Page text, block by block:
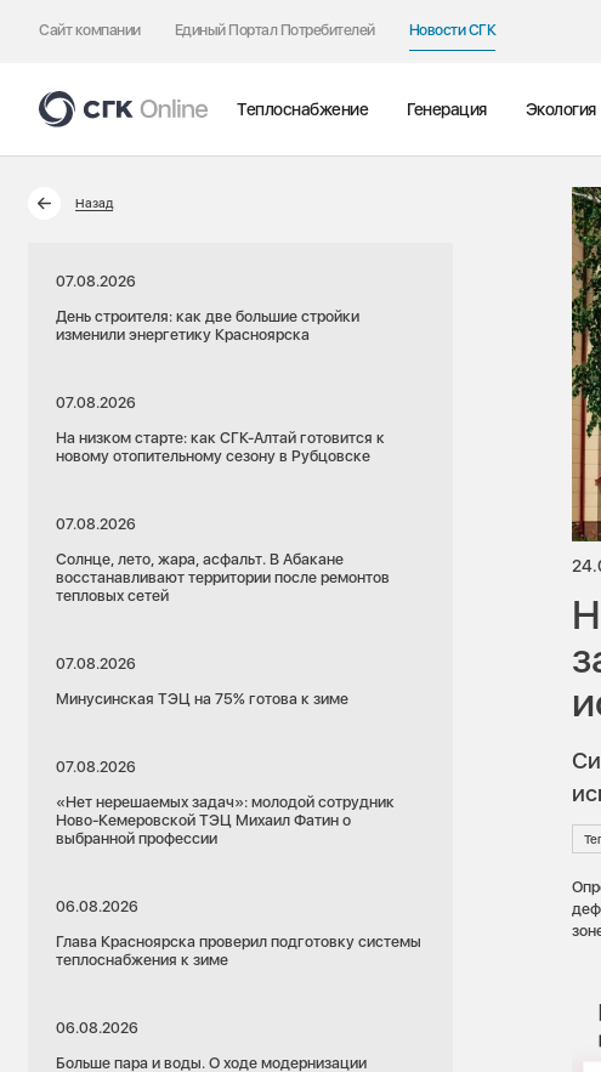
Сайт компании Единый Портал Потребителей Новости СГК
Теплоснабжение Генерация Экология
Назад
07.08.2026
День строителя: как две большие стройки
изменили энергетику Красноярска
07.08.2026
На низком старте: как СГК-Алтай готовится к
новому отопительному сезону в Рубцовске
07.08.2026
Солнце, лето, жара, асфальт. В Абакане
восстанавливают территории после ремонтов
тепловых сетей
07.08.2026
Минусинская ТЭЦ на 75% готова к зиме
07.08.2026
«Нет нерешаемых задач»: молодой сотрудник
Ново-Кемеровской ТЭЦ Михаил Фатин о
выбранной профессии
06.08.2026
Глава Красноярска проверил подготовку системы
теплоснабжения к зиме
06.08.2026
Больше пара и воды. О ходе модернизации